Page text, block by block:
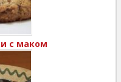
с маком